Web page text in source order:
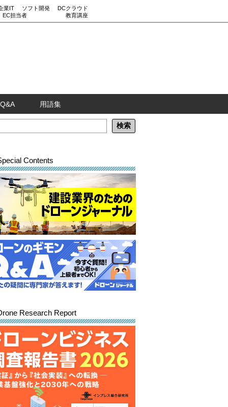
業IT ソフト開発
DCクラウド
EC担当者 教育講座
用語集
Contents
Research Report